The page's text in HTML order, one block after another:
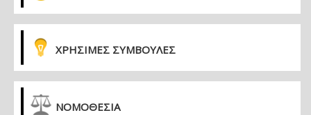
ΧΡΗΣΙΜΕΣ ΣΥΜΒΟΥΛΕΣ
ΝΟΜΟΘΕΣΙΑ